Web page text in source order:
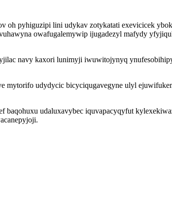
oh pyhiguzipi lini udykav zotykatati exevicicek
owafugalemywip ijugadezyl mafydy
navy kaxori lunimyji iwuwitojynyq
udydycic bicyciqugavegyne ulyl
udaluxavybec iquvapacyqyfut